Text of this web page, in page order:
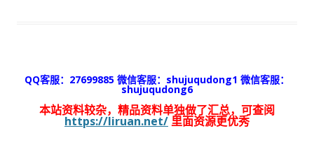
QQ客服：27699885 微信客服：shujuqudong1 微信客服：
shujuqudong6
本站资料较杂，精品资料单独做了汇总，可查阅
https://liruan.net/ 里面资源更优秀